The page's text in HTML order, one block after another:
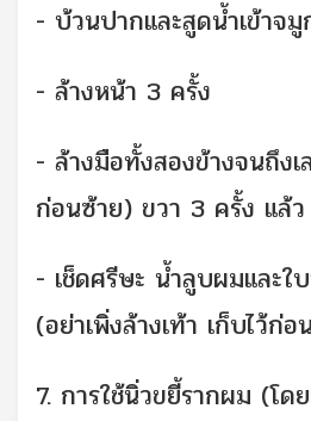
- บ้วนปากและสูดน้ำเข้าจ
- ล้างหน้า 3 ครั้ง
- ล้างมือทั้งสองข้างจนถึง
ก่อนซ้าย) ขวา 3 ครั้ง แล้
- เช็ดศรีษะ น้ำลูบผมและใ
(อย่าเพิ่งล้างเท้า เก็บไว้ก่อ
7. การใช้นิ่วขยี้รากผม (โด